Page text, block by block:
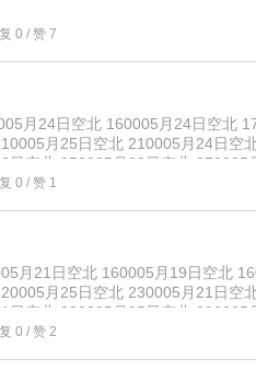
0 / 赞 7
月24日空北 160005月24日空北
月25日空北 210005月24日
日空北 250005月22日空北
月26日空北 310005月24日空北
0 / 赞 1
月21日空北 160005月19日空北
月25日空北 230005月21日
日空北 280005月25日空北
月22日空北 420005月21日空北
0 / 赞 2